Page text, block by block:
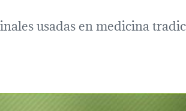
usadas en medicina